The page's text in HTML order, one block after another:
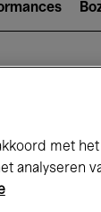
met
analyseren